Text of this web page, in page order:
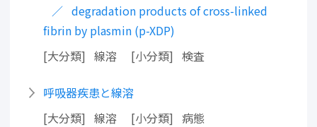
degradation products of cross-linked
fibrin by plasmin (p-XDP)
大分類
線溶 小分類 検査
呼吸器疾患と線溶
大分類
線溶 小分類 病態